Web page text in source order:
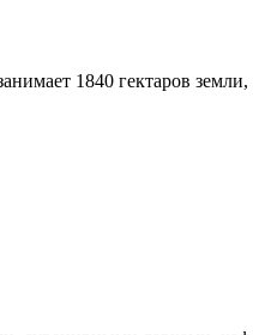
1840 гектаров